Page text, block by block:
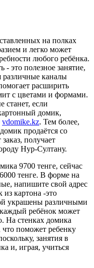
на полках
и легко может
любого ребёнка.
- это полезное занятие,
различные каналы
расширить
с цветами и формами.
станет, если
домик,
vdomike.kz. Тем более,
продаётся со
получает
Нур-Султану.
9700 тенге, сейчас
тенге. В форме на
напишите свой адрес
картона -это
украшены различными
ребёнок может
На стенках домика
поможет ребенку
занятия в
и, играя, учиться